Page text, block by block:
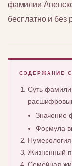
фамилии
бесплатно и без
СОДЕРЖАНИЕ
Суть
Значение
Формула
Жизненный
Семейная